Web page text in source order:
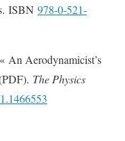
ISBN 978-0-521-
An Aerodynamicist’s
The Physics
1.1466553